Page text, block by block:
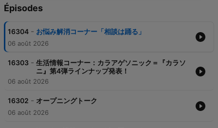
https://open.spotify.com/show/61DxJYmSM6Fd5Oqa3bkYEu
2020年
https://open.spotify.com/show/36zi0YAujJdll4valQVNWo 2019
年 https://open.spotify.com/show/2ANVVHcdM2Xeje3vnyb1dE
2018年
https://open.spotify.com/show/3pgovLQEeTV9GzEDnJguaq
2017年
https://open.spotify.com/show/74TDodF06zdMtN9JfdMxzg
2016年
TBS Podcast：https://www.tbsradio.jp/podcast/
Épisodes
16304 - お悩み解消コーナー「相談は踊る」
06 août 2026
16303 - 生活情報コーナー：カラアゲソニック＝『カラソ
ニ』第4弾ラインナップ発表！
06 août 2026
16302 - オープニングトーク
06 août 2026